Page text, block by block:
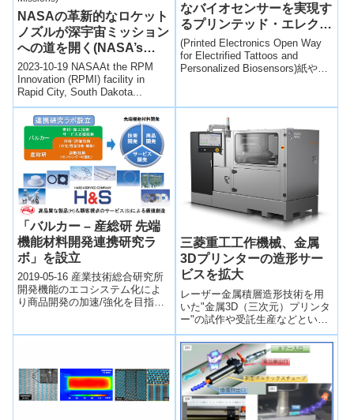
NASAの革新的なロケット
ノズルが深宇宙ミッション
への道を開く(NASA’s
Innovative Rocket Nozzle
Paves Way for Deep
Space Missions)
2023-10-19 NASAAt the RPM
Innovation (RPMI) facility in
Rapid City, South Dakota...
なバイオセンサーを実現す
るプリンテッド・エレクト
ロニクス
(Printed Electronics Open Way
for Electrified Tattoos and
Personalized Biosensors)紙や皮
ニクスを作製する一体造形3D プ
リンティング技術を開発。
「バルカー – 産総研 先端
機能材料開発連携研究ラ
ボ」を設立
2019-05-16 産業技術総合研究所
開発機能のエコシステム化によ
り商品開発の加速/強化を目指す
三菱重工工作機械、金属
3Dプリンターの造形サー
ビスを拡大
レーザー金属積層造形技術を用
いた"金属3D（三次元）プリンタ
ー"の試作や受託生産などといっ
た造形サービスを拡大する。従
来の大型造形物向けデポジショ
ン（DED）方式の金属3Dプリン
ターに加え、新たに小型造形物
向けバインダージェット（BJT）
方式の金属3Dプリンターをサー
ビスラインアップに追加する。